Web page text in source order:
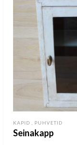
KAPID , PUHVETID
Seinakapp